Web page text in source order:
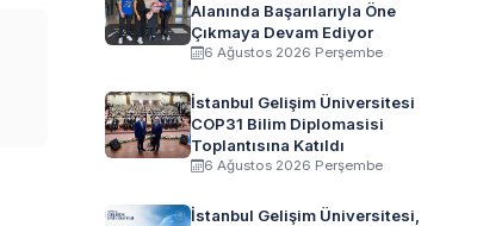
Alanında Başarılarıyla Öne
Çıkmaya Devam Ediyor
6 Ağustos 2026 Perşembe
İstanbul Gelişim Üniversitesi
COP31 Bilim Diplomasisi
Toplantısına Katıldı
6 Ağustos 2026 Perşembe
İstanbul Gelişim Üniversitesi,